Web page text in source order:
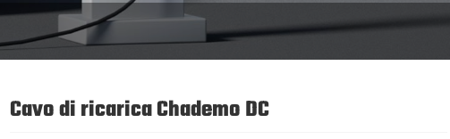
Cavo di ricarica Chademo DC